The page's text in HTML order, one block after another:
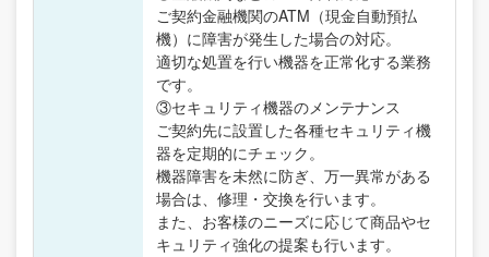
ご契約金融機関のATM（現金自動預払
機）に障害が発生した場合の対応。
適切な処置を行い機器を正常化する業務
です。
③セキュリティ機器のメンテナンス
ご契約先に設置した各種セキュリティ機
器を定期的にチェック。
機器障害を未然に防ぎ、万一異常がある
場合は、修理・交換を行います。
また、お客様のニーズに応じて商品やセ
キュリティ強化の提案も行います。